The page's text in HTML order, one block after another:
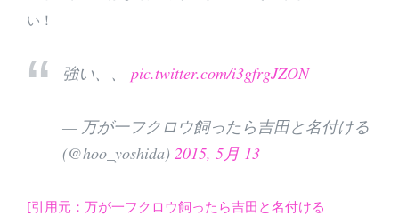
い！
強い、、 pic.twitter.com/i3gfrgJZON
— 万が一フクロウ飼ったら吉田と名付ける
(@hoo_yoshida) 2015, 5月 13
[引用元：万が一フクロウ飼ったら吉田と名付ける